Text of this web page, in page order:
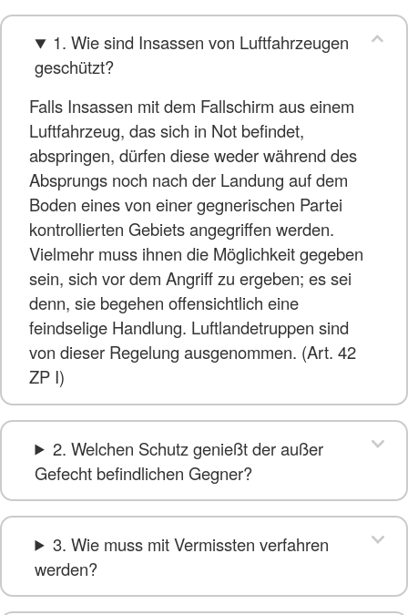
1. Wie sind Insassen von Luftfahrzeugen
geschützt?
Falls Insassen mit dem Fallschirm aus einem
Luftfahrzeug, das sich in Not befindet,
abspringen, dürfen diese weder während des
Absprungs noch nach der Landung auf dem
Boden eines von einer gegnerischen Partei
kontrollierten Gebiets angegriffen werden.
Vielmehr muss ihnen die Möglichkeit gegeben
sein, sich vor dem Angriff zu ergeben; es sei
denn, sie begehen offensichtlich eine
feindselige Handlung. Luftlandetruppen sind
von dieser Regelung ausgenommen. (Art. 42
ZP I)
2. Welchen Schutz genießt der außer
Gefecht befindlichen Gegner?
3. Wie muss mit Vermissten verfahren
werden?